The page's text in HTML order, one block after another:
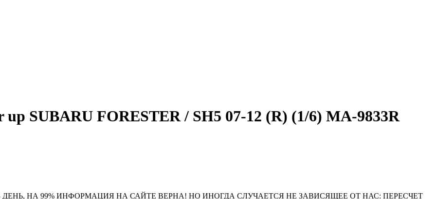
SUBARU FORESTER / SH5 07-12 (R) (1/6) MA-9833R
НА 99% ИНФОРМАЦИЯ НА САЙТЕ ВЕРНА! НО ИНОГДА СЛУЧАЕТСЯ НЕ ЗАВИСЯЩЕЕ ОТ НАС: ПЕРЕСЧЕТ